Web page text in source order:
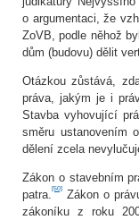
o argumentaci, že
ZoVB, podle něhož
dům (­budovu) dělit
Otázkou zůstává,
práva, jakým je i
Stavba vyhovující
směru ustanovením
dělení zcela
Zákon o stavebním
patra. [50] Zákon o
zákoníku z roku